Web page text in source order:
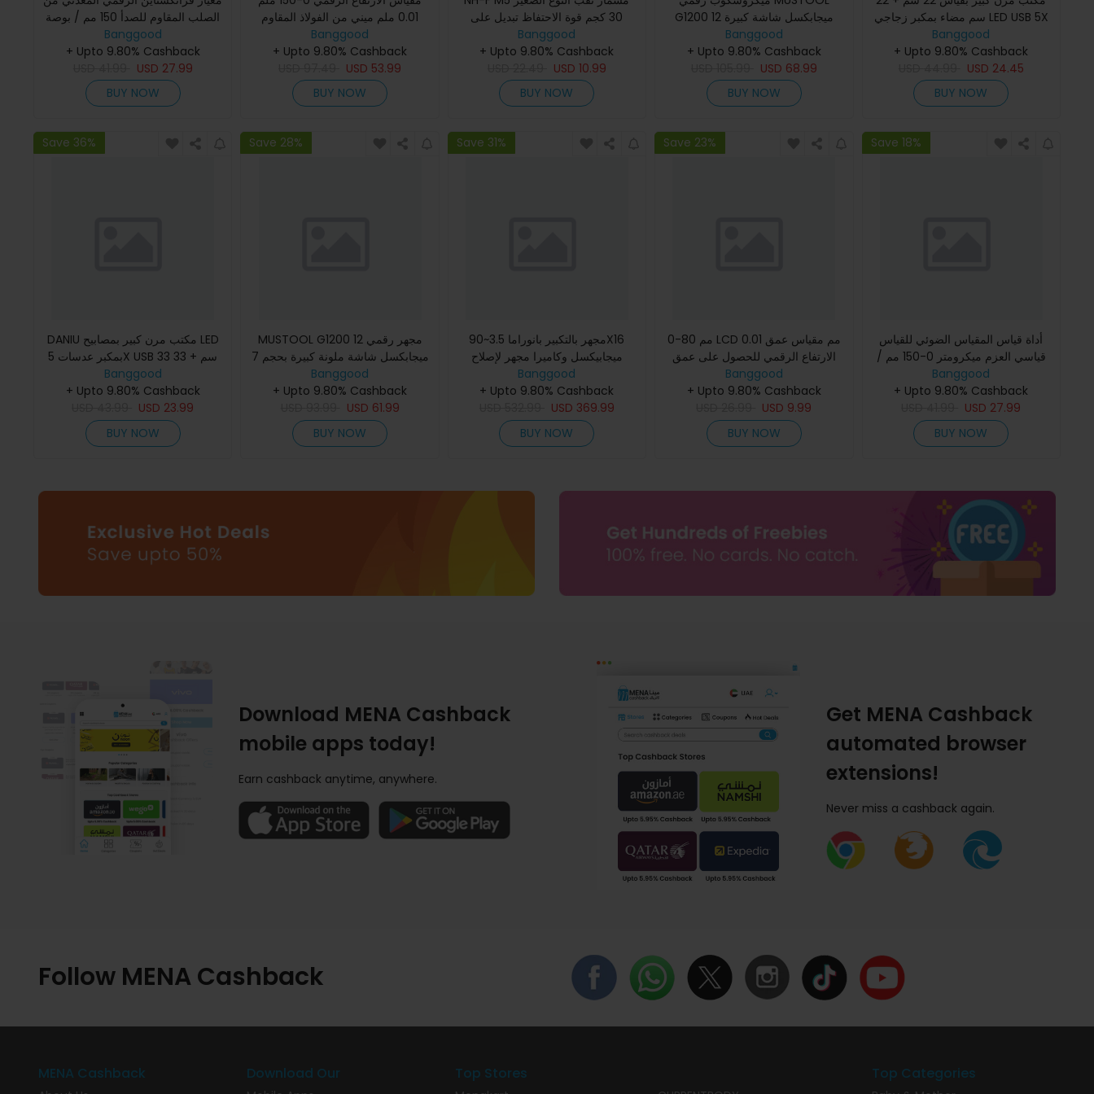
الصلب المقاوم للصدأ 150 مم / بوصة
شاشة عرض LCD كبيرة عالية الدقة
للقياس الدقيق
Banggood
+ Upto 9.80% Cashback
USD 27.99
BUY NOW
0.01 ملم ميني من الفولاذ المقاوم
للصدأ إلكترونيات علامة القياس محدد
التحويل فيرنيه كاليب
Banggood
+ Upto 9.80% Cashback
USD 53.99
BUY NOW
30 كجم قوة الاحتفاظ تبديل على
إيقاف مؤشر قياس حامل قاعدة
مغناطيسية دعم العمود
Banggood
+ Upto 9.80% Cashback
USD 10.99
BUY NOW
G1200 12 ميجابكسل شاشة كبيرة
بالألوان 7 بوصة شاشة LCD قاعدة
كبيرة 1-1200X متواصلة
Banggood
+ Upto 9.80% Cashback
USD 68.99
BUY NOW
سم مضاء بمكبر زجاجي LED USB 5X
بـ 3 ألوان ومصباح مضيء وعدسة
مكبرة للقراءة / إعادة العمل ب
Banggood
+ Upto 9.80% Cashback
USD 24.45
BUY NOW
Save 36%
DANIU مكتب مرن كبير بمصابيح LED
بمكبر عدسات 5X USB 33 سم + 33
Banggood
+ Upto 9.80% Cashback
USD 23.99
BUY NOW
Save 28%
MUSTOOL G1200 مجهر رقمي 12
ميجابكسل شاشة ملونة كبيرة بحجم 7
بوصات شاشة LCD قاعدة كبيرة تكبير
مستمر من 1 إلى 1200 مرة مع
Banggood
+ Upto 9.80% Cashback
USD 61.99
BUY NOW
Save 31%
مجهر بالتكبير بانوراما 3.5~90X16
ميجابيكسل وكاميرا مجهر لإصلاح
اللوحات الالكترونية الصناعيةوقوية
،عالية الجودةو ر
Banggood
+ Upto 9.80% Cashback
USD 369.99
BUY NOW
Save 23%
0-80 مم LCD 0.01 مم مقياس عمق
الارتفاع الرقمي للحصول على عمق
أداة العمل في الخشب قياس عمق
جهاز المقياس الجوي للخشب المسط
Banggood
+ Upto 9.80% Cashback
USD 9.99
BUY NOW
Save 18%
أداة قياس المقياس الضوئي للقياس
قياسي العزم ميكرومتر 0-150 مم /
0.02 مم الفولاذ المقاوم للصدأ عالي
الدقة
Banggood
+ Upto 9.80% Cashback
USD 27.99
BUY NOW
Download MENA Cashback
mobile apps today!
Earn cashback anytime, anywhere.
Get MENA Cashback
automated browser
extensions!
Never miss a cashback again.
Follow MENA Cashback
MENA Cashback Download Our Top Stores Top Categories